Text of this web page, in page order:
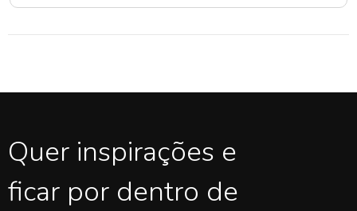
Quer inspirações e
ficar por dentro de